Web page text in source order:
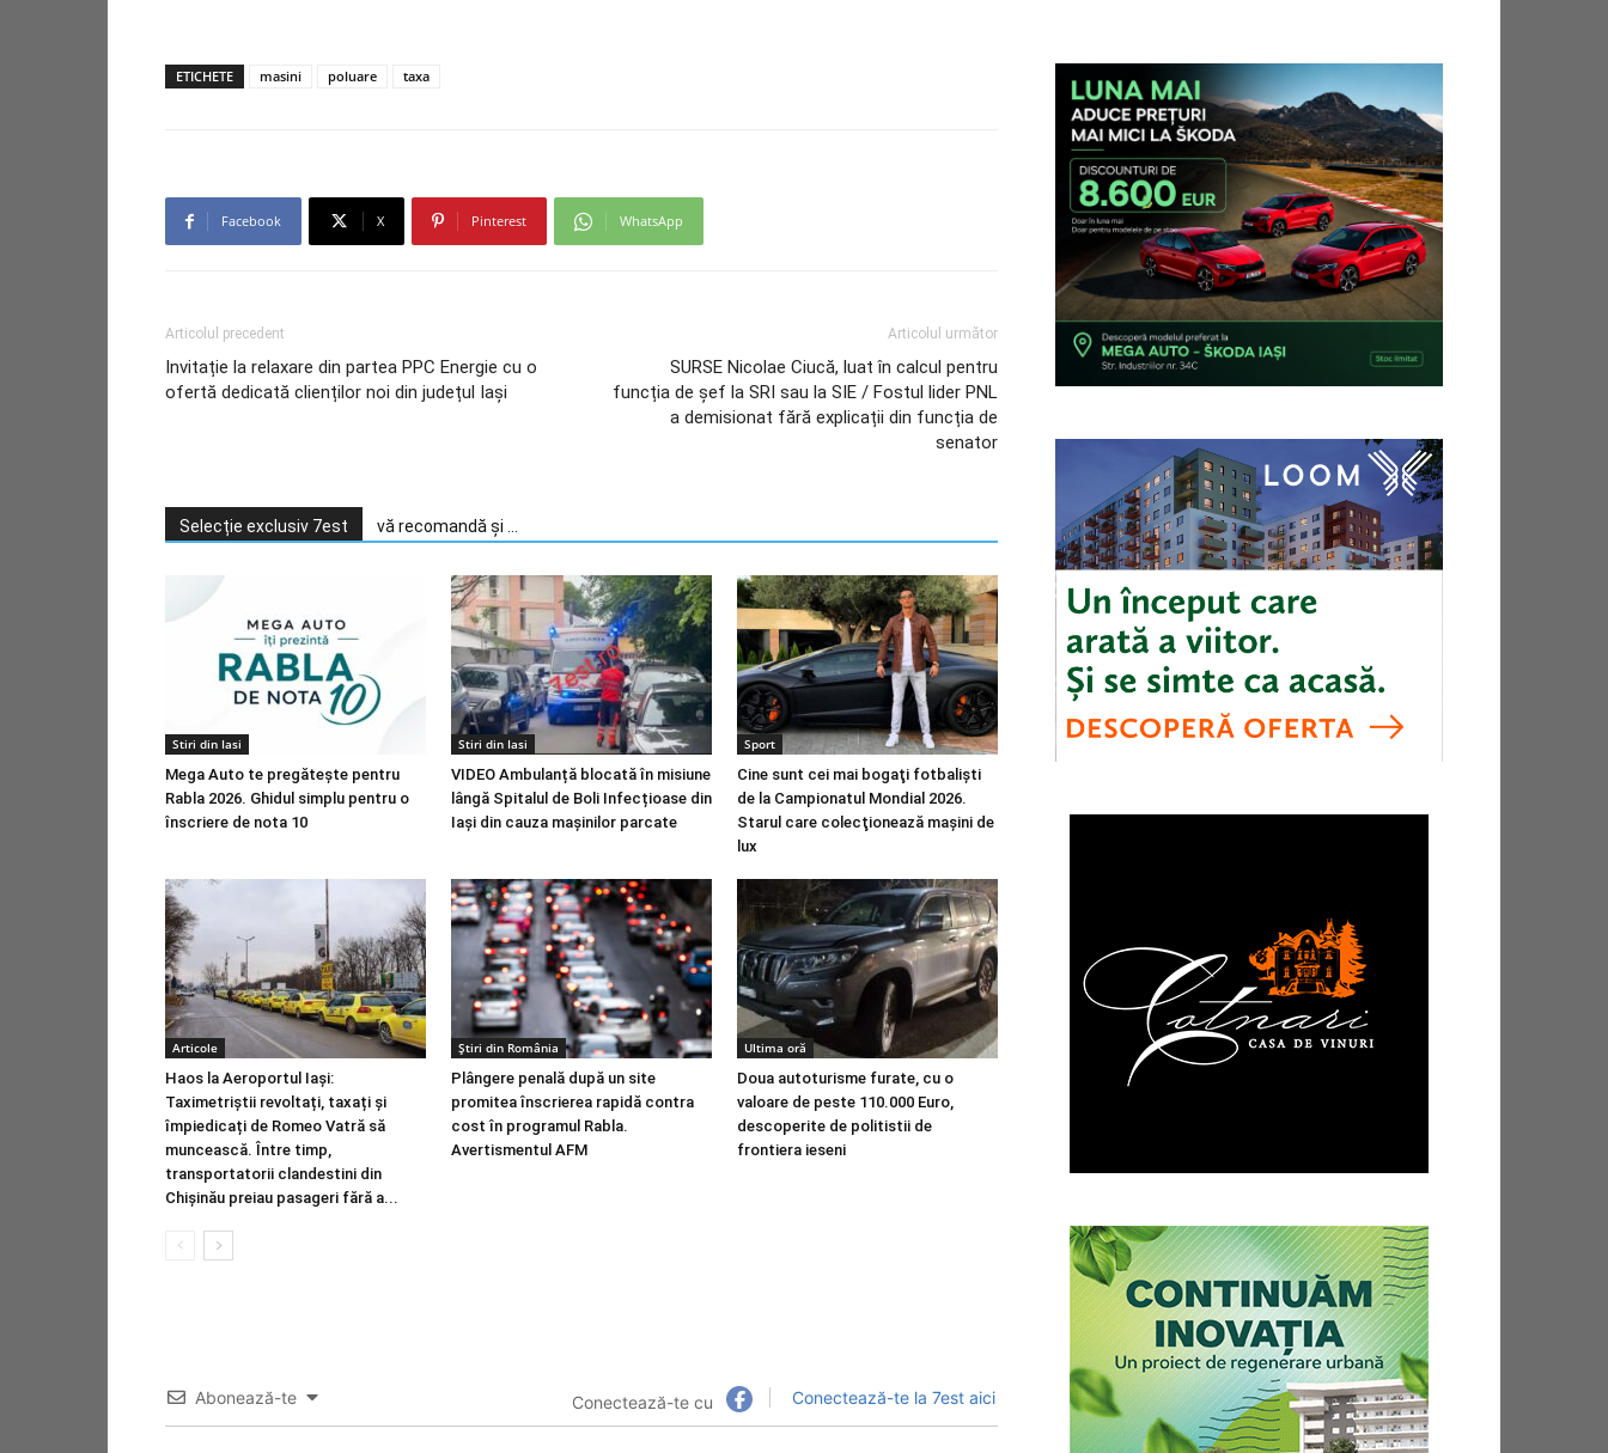
ETICHETE masini poluare taxa
Facebook X Pinterest WhatsApp
Articolul precedent
Invitație la relaxare din partea PPC Energie cu o
ofertă dedicată clienților noi din județul Iași
Articolul următor
SURSE Nicolae Ciucă, luat în calcul pentru
funcția de șef la SRI sau la SIE / Fostul lider PNL
a demisionat fără explicații din funcția de
senator
Selecție exclusiv 7est vă recomandă și ...
Stiri din Iasi
Mega Auto te pregătește pentru
Rabla 2026. Ghidul simplu pentru o
înscriere de nota 10
Stiri din Iasi
VIDEO Ambulanță blocată în misiune
lângă Spitalul de Boli Infecțioase din
Iași din cauza mașinilor parcate
Sport
Cine sunt cei mai bogaţi fotbalişti
de la Campionatul Mondial 2026.
Starul care colecţionează maşini de
lux
Articole
Haos la Aeroportul Iași:
Taximetriștii revoltați, taxați și
împiedicați de Romeo Vatră să
muncească. Între timp,
transportatorii clandestini din
Chișinău preiau pasageri fără a...
Știri din România
Plângere penală după un site
promitea înscrierea rapidă contra
cost în programul Rabla.
Avertismentul AFM
Ultima oră
Doua autoturisme furate, cu o
valoare de peste 110.000 Euro,
descoperite de politistii de
frontiera ieseni
Abonează-te Conectează-te cu Conectează-te la 7est aici